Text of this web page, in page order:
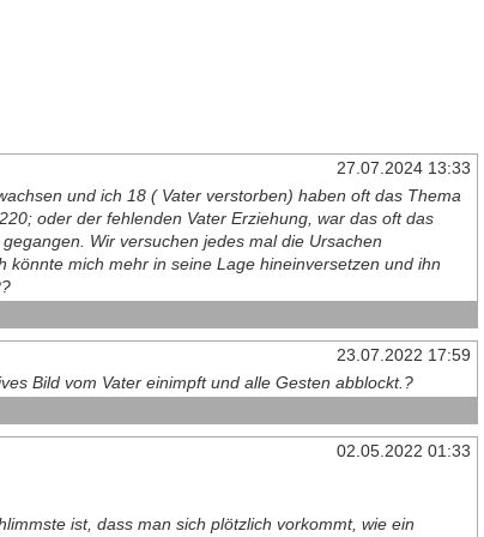
27.07.2024 13:33
und ich 18 ( Vater verstorben) haben oft das Thema
oder der fehlenden Vater Erziehung, war das oft das
Wir versuchen jedes mal die Ursachen
mich mehr in seine Lage hineinversetzen und ihn
23.07.2022 17:59
Bild vom Vater einimpft und alle Gesten abblockt.?
02.05.2022 01:33
ist, dass man sich plötzlich vorkommt, wie ein